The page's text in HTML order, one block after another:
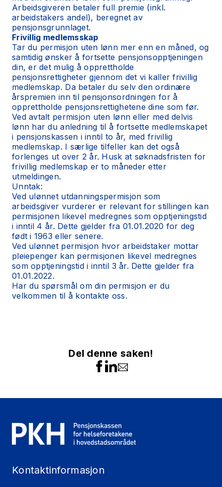
Arbeidsgiveren betaler full premie (inkl.
arbeidstakers andel), beregnet av
pensjonsgrunnlaget.
Frivillig medlemsskap
Tar du permisjon uten lønn mer enn en måned, og
samtidig ønsker å fortsette pensjonsopptjeningen
din, er det mulig å opprettholde
pensjonsrettigheter gjennom det vi kaller frivillig
medlemskap. Da betaler du selv den ordinære
årspremien inn til pensjonsordningen for å
opprettholde pensjonsrettighetene dine som før.
Ved avtalt permisjon uten lønn eller med delvis
lønn har du anledning til å fortsette medlemskapet
i pensjonskassen i inntil to år, med frivillig
medlemskap. I særlige tilfeller kan det også
forlenges ut over 2 år. Husk at søknadsfristen for
frivillig medlemskap er to måneder etter
utmeldingen.
Unntak:
Ved ulønnet utdanningspermisjon som
arbeidsgiver vurderer er relevant for stillingen kan
permisjonen likevel medregnes som opptjeningstid
i inntil 4 år. Dette gjelder fra 01.01.2020 for deg
født i 1963 eller senere.
Ved ulønnet permisjon hvor arbeidstaker mottar
pleiepenger kan permisjonen likevel medregnes
som opptjeningstid i inntil 3 år. Dette gjelder fra
01.01.2022.
Har du spørsmål om din permisjon er du
velkommen til å kontakte oss.
Del denne saken!
Kontaktinformasjon